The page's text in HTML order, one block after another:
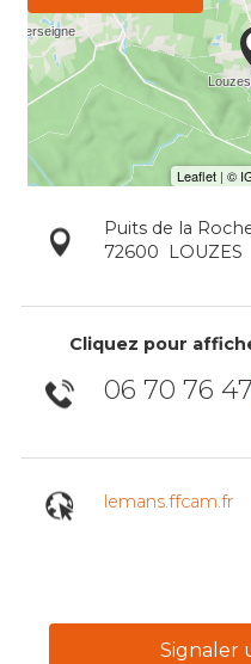
Puits de la
72600
LOUZES
Cliquez pour
06 70 76 47
lemans.ffcam.fr
Signaler